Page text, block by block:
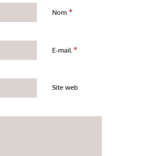
Nom *
E-mail *
Site web